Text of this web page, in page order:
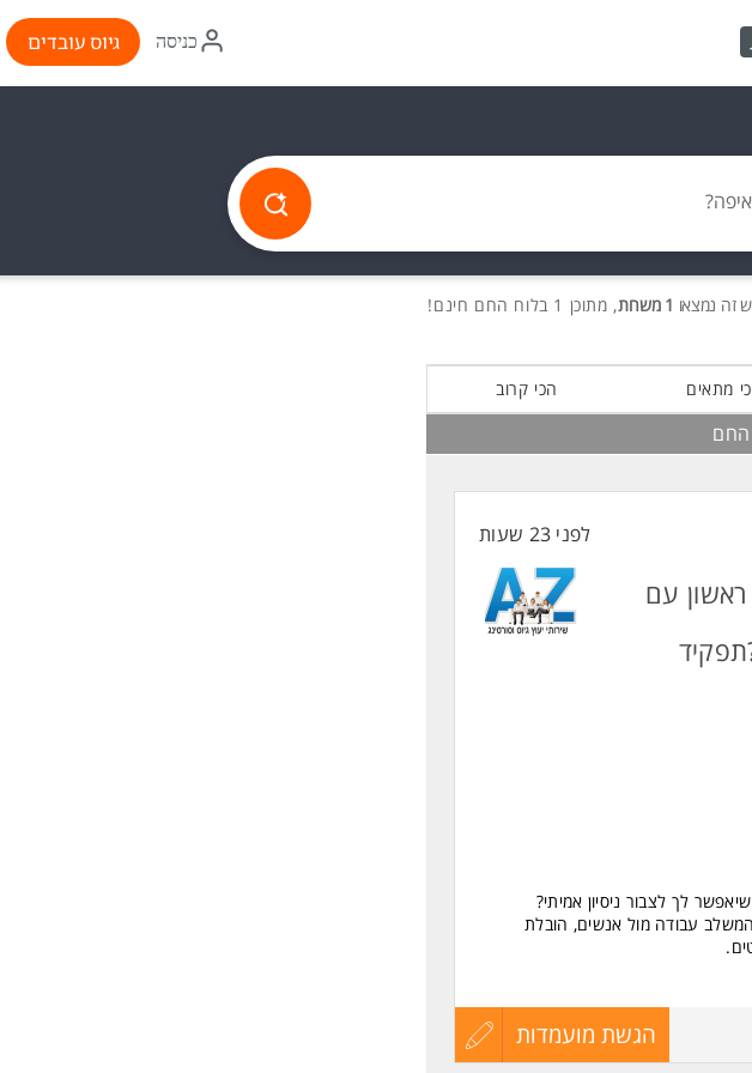
איקון
התחברות
כניסה גיוס עובדים
איפה?
זה נמצאו 1 משרות , מתוכן 1 בלוח החם חינם!
מתאים הכי קרוב
החם
לפני 23 שעות
עם
לך לצבור ניסיון אמיתי?
המשלב עבודה מול אנשים, הובלת
ורצון להשפיע - נשמח להכיר אותך.
הגשת מועמדות
עדכון